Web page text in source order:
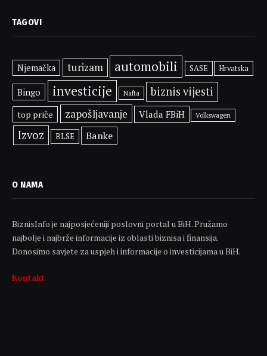
TAGOVI
Njemačka turizam automobili SASE Hrvatska
Bingo investicije Nafta biznis vijesti
top priče zapošljavanje Vlada FBiH Volkswagen
Izvoz BLSE Banke
O NAMA
BiznisInfo je najposjećeniji poslovni portal u BiH. Pružamo
najbolje i najbrže informacije iz oblasti biznisa i finansija.
Donosimo savjete za uspjeh i informacije o investicijama u BiH.
Kontakt